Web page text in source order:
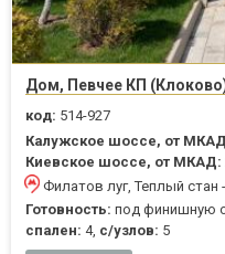
Дом, Певчее КП
код: 514-927
Калужское шоссе, от
Киевское шоссе, от МКАД:
Филатов луг, Теплый стан
Готовность: под финишную
спален: 4, с/узлов: 5